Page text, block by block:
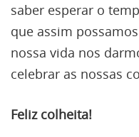
saber esperar o
que assim
nossa vida nos
celebrar as nossas
Feliz colheita!